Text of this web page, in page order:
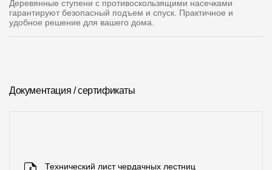
Награды
Отправка рекламации
Деревянные ступени с противоскользящими насечками
гарантируют безопасный подъем и спуск. Практичное и
удобное решение для вашего дома.
Документация / сертификаты
Технический лист чердачных лестниц